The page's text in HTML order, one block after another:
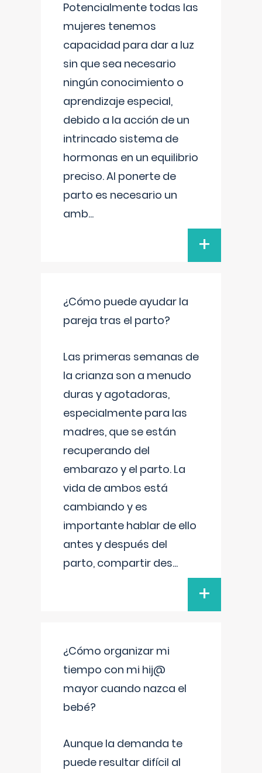
Potencialmente todas las
mujeres tenemos
capacidad para dar a luz
sin que sea necesario
ningún conocimiento o
aprendizaje especial,
debido a la acción de un
intrincado sistema de
hormonas en un equilibrio
preciso. Al ponerte de
parto es necesario un
amb...
+
¿Cómo puede ayudar la
pareja tras el parto?
Las primeras semanas de
la crianza son a menudo
duras y agotadoras,
especialmente para las
madres, que se están
recuperando del
embarazo y el parto. La
vida de ambos está
cambiando y es
importante hablar de ello
antes y después del
parto, compartir des...
+
¿Cómo organizar mi
tiempo con mi hij@
mayor cuando nazca el
bebé?
Aunque la demanda te
puede resultar difícil al